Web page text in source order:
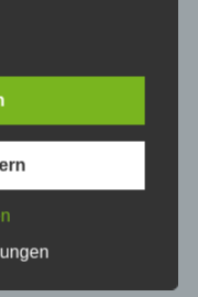
möchte unser
genutzten und
Daten
Personen
über die ihnen
möglichst
Internetseite
Daten